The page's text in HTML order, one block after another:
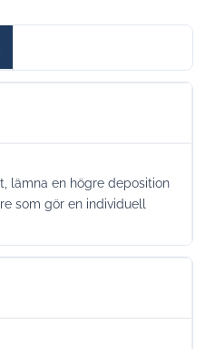
lämna en högre deposition
som gör en individuell